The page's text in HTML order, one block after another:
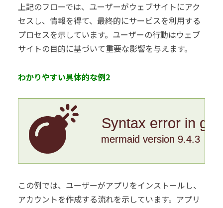
上記のフローでは、ユーザーがウェブサイトにアク
セスし、情報を得て、最終的にサービスを利用する
プロセスを示しています。ユーザーの行動はウェブ
サイトの目的に基づいて重要な影響を与えます。
わかりやすい具体的な例2
Syntax error in
mermaid version 9.4.3
この例では、ユーザーがアプリをインストールし、
アカウントを作成する流れを示しています。アプリ